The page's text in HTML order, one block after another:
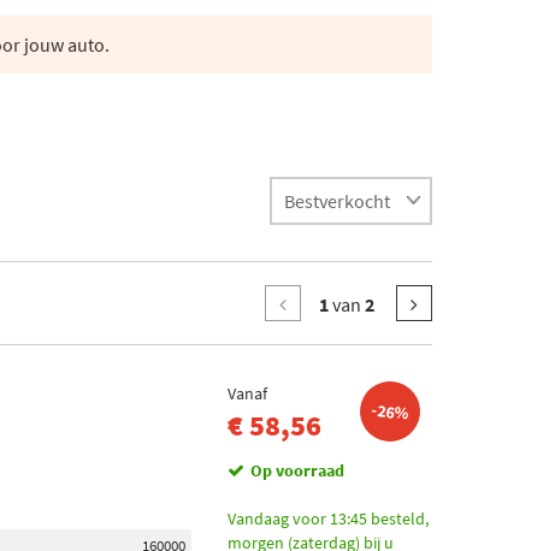
jouw auto.
1van 2
160000
Vanaf
€ 58,56 -26%
Op voorraad
Vandaag voor 13:45 besteld,
morgen (zaterdag) bij u